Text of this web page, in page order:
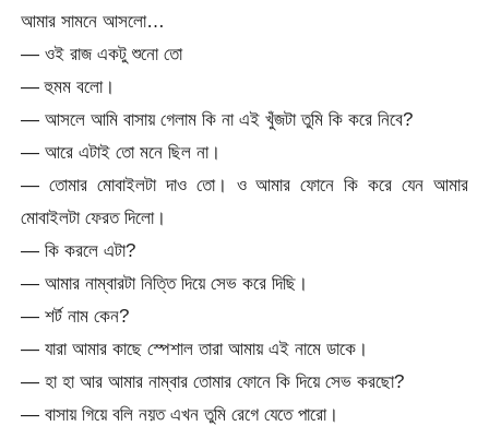
আমার সামনে আসলো…
— ওই রাজ একটু শুনো তো
— হুমম বলো।
— আসলে আমি বাসায় গেলাম কি না এই খুঁজটা তুমি কি করে নিবে?
— আরে এটাই তো মনে ছিল না।
— তোমার মোবাইলটা দাও তো। ও আমার ফোনে কি করে যেন আমার
মোবাইলটা ফেরত দিলো।
— কি করলে এটা?
— আমার নাম্বারটা নিত্তি দিয়ে সেভ করে দিছি।
— শর্ট নাম কেন?
— যারা আমার কাছে স্পেশাল তারা আমায় এই নামে ডাকে।
— হা হা আর আমার নাম্বার তোমার ফোনে কি দিয়ে সেভ করছো?
— বাসায় গিয়ে বলি নয়ত এখন তুমি রেগে যেতে পারো।